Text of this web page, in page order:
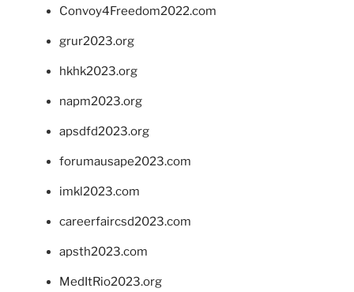
Convoy4Freedom2022.com
grur2023.org
hkhk2023.org
napm2023.org
apsdfd2023.org
forumausape2023.com
imkl2023.com
careerfaircsd2023.com
apsth2023.com
MedItRio2023.org